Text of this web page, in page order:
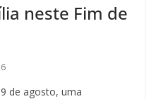
neste Fim de
de agosto, uma